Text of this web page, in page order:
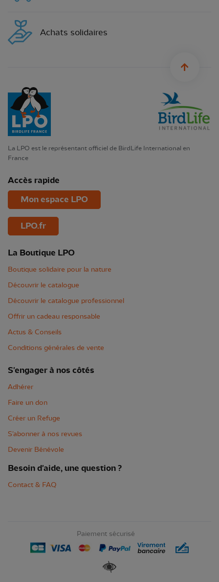
Achats solidaires
La LPO est le représentant officiel de BirdLife International en
France
Accès rapide
Mon espace LPO
LPO.fr
La Boutique LPO
Boutique solidaire pour la nature
Découvrir le catalogue
Découvrir le catalogue professionnel
Offrir un cadeau responsable
Actus & Conseils
Conditions générales de vente
S'engager à nos côtés
Adhérer
Faire un don
Créer un Refuge
S'abonner à nos revues
Devenir Bénévole
Besoin d'aide, une question ?
Contact & FAQ
Paiement sécurisé
Renforcer les contrastes